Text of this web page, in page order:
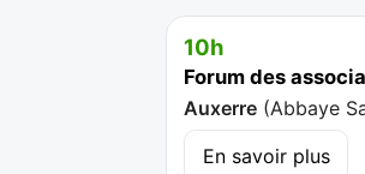
10h
Forum des
Auxerre (Abbaye
En savoir plus